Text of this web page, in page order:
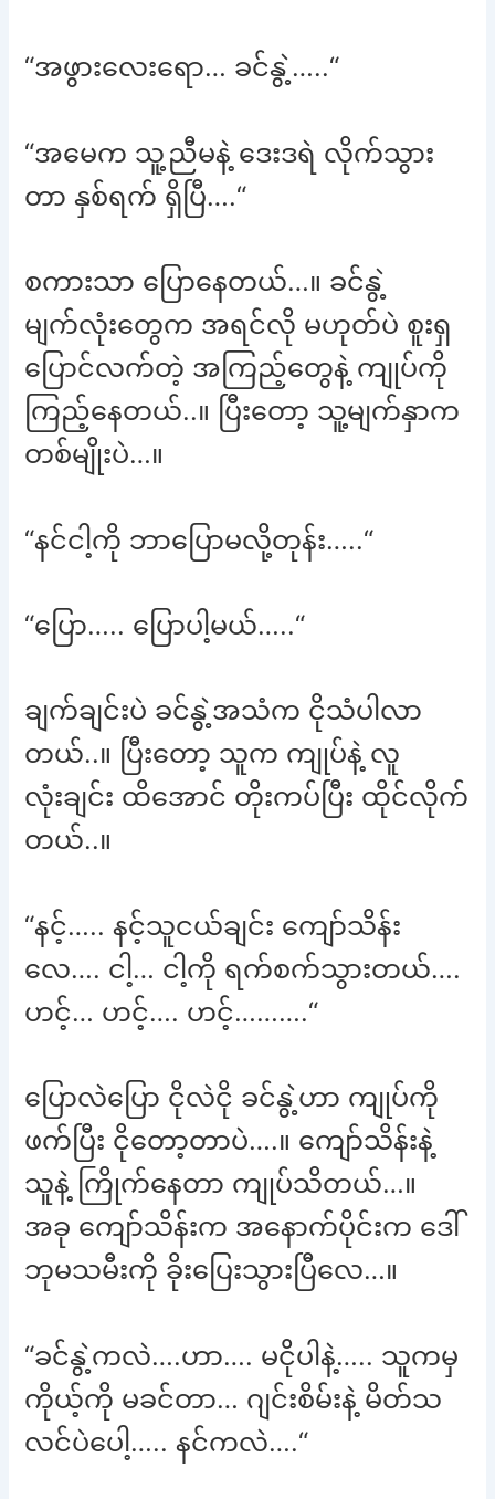
“အဖွားလေးရော… ခင်နွဲ့…..“
“အမေက သူ့ညီမနဲ့ ဒေးဒရဲ လိုက်သွား
တာ နှစ်ရက် ရှိပြီ….“
စကားသာ ပြောနေတယ်…။ ခင်နွဲ့
မျက်လုံးတွေက အရင်လို မဟုတ်ပဲ စူးရှ
ပြောင်လက်တဲ့ အကြည့်တွေနဲ့ ကျုပ်ကို
ကြည့်နေတယ်..။ ပြီးတော့ သူ့မျက်နှာက
တစ်မျိုးပဲ…။
“နင်ငါ့ကို ဘာပြောမလို့တုန်း…..“
“ပြော….. ပြောပါ့မယ်…..“
ချက်ချင်းပဲ ခင်နွဲ့အသံက ငိုသံပါလာ
တယ်..။ ပြီးတော့ သူက ကျုပ်နဲ့ လူ
လုံးချင်း ထိအောင် တိုးကပ်ပြီး ထိုင်လိုက်
တယ်..။
“နင့်….. နင့်သူငယ်ချင်း ကျော်သိန်း
လေ…. ငါ့… ငါ့ကို ရက်စက်သွားတယ်….
ဟင့်… ဟင့်…. ဟင့်……….“
ပြောလဲပြော ငိုလဲငို ခင်နွဲ့ဟာ ကျုပ်ကို
ဖက်ပြီး ငိုတော့တာပဲ….။ ကျော်သိန်းနဲ့
သူနဲ့ ကြိုက်နေတာ ကျုပ်သိတယ်…။
အခု ကျော်သိန်းက အနောက်ပိုင်းက ဒေါ်
ဘုမသမီးကို ခိုးပြေးသွားပြီလေ…။
“ခင်နွဲ့ကလဲ….ဟာ…. မငိုပါနဲ့….. သူကမှ
ကိုယ့်ကို မခင်တာ… ဂျင်းစိမ်းနဲ့ မိတ်သ
လင်ပဲပေါ့….. နင်ကလဲ….“